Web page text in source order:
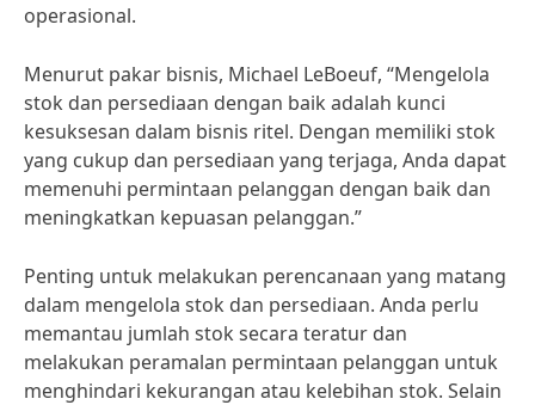
operasional.
Menurut pakar bisnis, Michael LeBoeuf, “Mengelola
stok dan persediaan dengan baik adalah kunci
kesuksesan dalam bisnis ritel. Dengan memiliki stok
yang cukup dan persediaan yang terjaga, Anda dapat
memenuhi permintaan pelanggan dengan baik dan
meningkatkan kepuasan pelanggan.”
Penting untuk melakukan perencanaan yang matang
dalam mengelola stok dan persediaan. Anda perlu
memantau jumlah stok secara teratur dan
melakukan peramalan permintaan pelanggan untuk
menghindari kekurangan atau kelebihan stok. Selain